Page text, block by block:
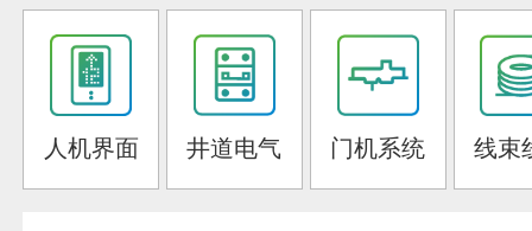
人机界面 井道电气 门机系统 线束